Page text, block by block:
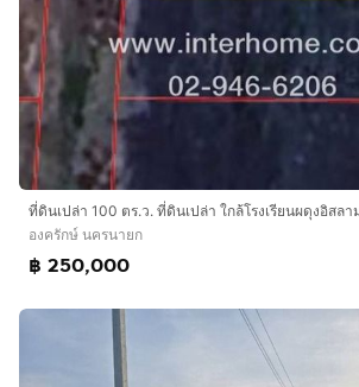
องครักษ์ นครนายก
฿ 250,000